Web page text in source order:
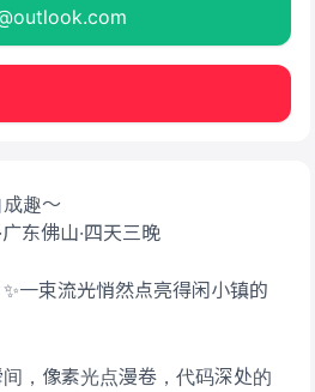
趣～
东佛山·四天三晚
一束流光悄然点亮得闲小镇的
，像素光点漫卷，代码深处的